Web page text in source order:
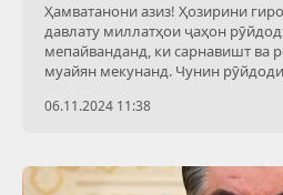
Ҳамватанони азиз! Ҳозирини
давлату миллатҳои ҷаҳон
мепайванданд, ки сарнавишт ва
муайян мекунанд. Чунин
06.11.2024 11:38